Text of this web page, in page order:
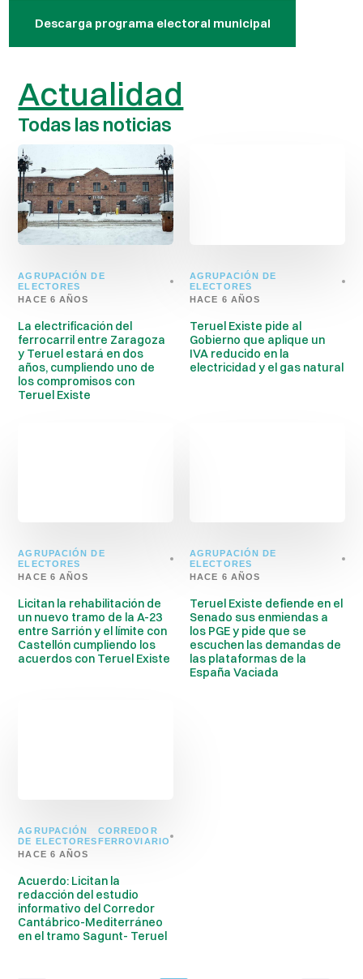
Descarga programa electoral municipal
Actualidad
Todas las noticias
AGRUPACIÓN DE
ELECTORES
HACE 6 AÑOS
La electrificación del
ferrocarril entre Zaragoza
y Teruel estará en dos
años, cumpliendo uno de
los compromisos con
Teruel Existe
AGRUPACIÓN DE
ELECTORES
HACE 6 AÑOS
Teruel Existe pide al
Gobierno que aplique un
IVA reducido en la
electricidad y el gas natural
AGRUPACIÓN DE
ELECTORES
HACE 6 AÑOS
Licitan la rehabilitación de
un nuevo tramo de la A-23
entre Sarrión y el límite con
Castellón cumpliendo los
acuerdos con Teruel Existe
AGRUPACIÓN DE
ELECTORES
HACE 6 AÑOS
Teruel Existe defiende en el
Senado sus enmiendas a
los PGE y pide que se
escuchen las demandas de
las plataformas de la
España Vaciada
AGRUPACIÓN
DE ELECTORES
CORREDOR
FERROVIARIO
HACE 6 AÑOS
Acuerdo: Licitan la
redacción del estudio
informativo del Corredor
Cantábrico-Mediterráneo
en el tramo Sagunt- Teruel